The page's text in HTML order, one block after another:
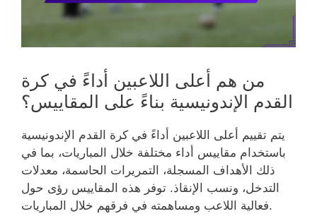
من هم أعلى اللاعبين أداءً في كرة
القدم الإندونيسية بناءً على المقاييس؟
يتم تقييم أعلى اللاعبين أداءً في كرة القدم الإندونيسية
باستخدام مقاييس أداء مختلفة خلال المباريات، بما في
ذلك الأهداف المسجلة، التمريرات الحاسمة، معدلات
التدخل، ونسب الإنقاذ. توفر هذه المقاييس رؤى حول
فعالية اللاعب ومساهمته في فرقهم خلال المباريات.